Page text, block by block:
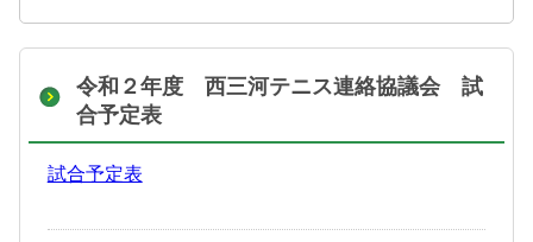
令和２年度 西三河テニス連絡協議会 試
合予定表
試合予定表